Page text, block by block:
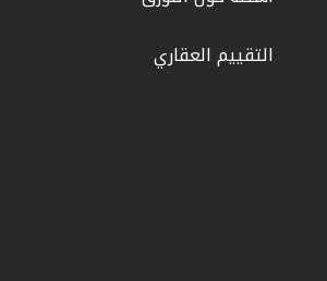
التقييم العقاري